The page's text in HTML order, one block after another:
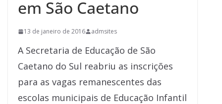
em São Caetano
13 de janeiro de 2016 admsites
A Secretaria de Educação de São
Caetano do Sul reabriu as inscrições
para as vagas remanescentes das
escolas municipais de Educação Infantil